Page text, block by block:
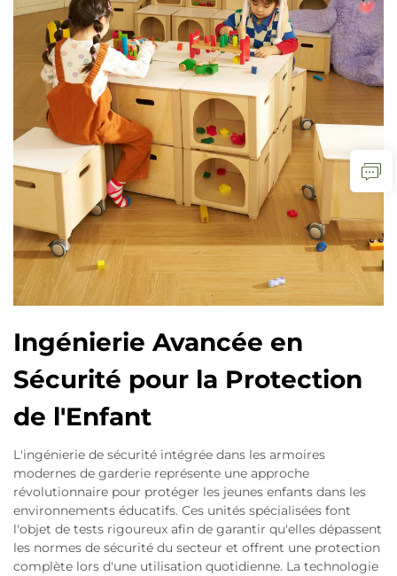
Ingénierie Avancée en
Sécurité pour la Protection
de l'Enfant
L'ingénierie de sécurité intégrée dans les armoires
modernes de garderie représente une approche
révolutionnaire pour protéger les jeunes enfants dans les
environnements éducatifs. Ces unités spécialisées font
l'objet de tests rigoureux afin de garantir qu'elles dépassent
les normes de sécurité du secteur et offrent une protection
complète lors d'une utilisation quotidienne. La technologie